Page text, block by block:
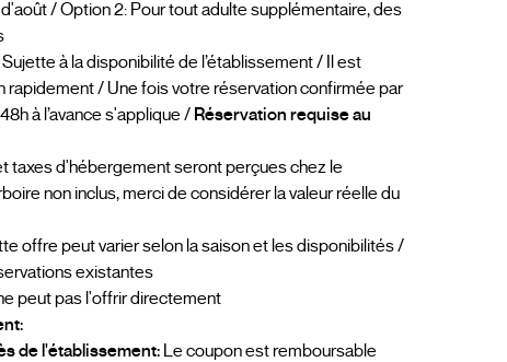
/ Option 2: Pour tout adulte supplémentaire, des
à la disponibilité de l’établissement / Il est
/ Une fois votre réservation confirmée par
à l’avance s'applique / Réservation requise au
taxes d'hébergement seront perçues chez le
non inclus, merci de considérer la valeur réelle du
offre peut varier selon la saison et les disponibilités /
existantes
peut pas l'offrir directement
de l'établissement: Le coupon est remboursable